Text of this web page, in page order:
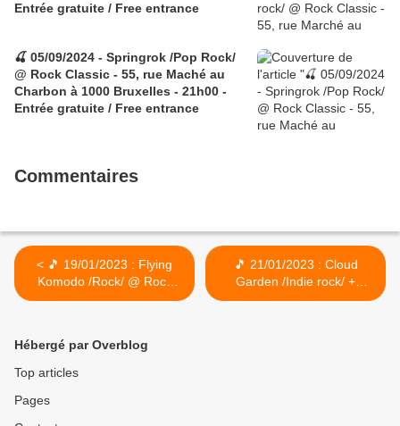
Entrée gratuite / Free entrance
🍒 05/09/2024 - Springrok /Pop Rock/
@ Rock Classic - 55, rue Maché au
Charbon à 1000 Bruxelles - 21h00 -
Entrée gratuite / Free entrance
Commentaires
< 🎵 19/01/2023 : Flying
Komodo /Rock/ @ Rock
Classic - 55, rue Maché au
Free entrance
🎵 21/01/2023 : Cloud
Garden /Indie rock/ +
Strawberry Storm /Hard
Hébergé par Overblog
Top articles
Pages